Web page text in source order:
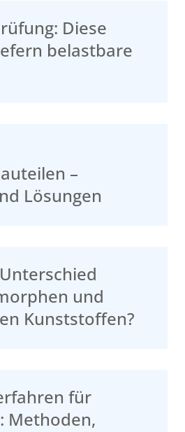
Diese
belastbare
–
Lösungen
und
Kunststoffen?
für
Methoden,